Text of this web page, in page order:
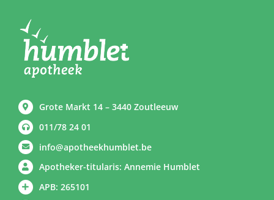
Grote Markt 14 – 3440 Zoutleeuw
011/78 24 01
info@apotheekhumblet.be
Apotheker-titularis: Annemie Humblet
APB: 265101